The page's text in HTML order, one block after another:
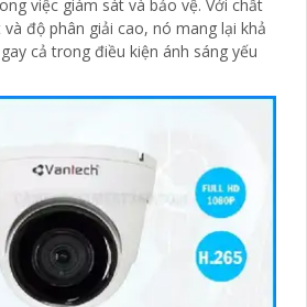
giám sát và bảo vệ. Với chất
độ phân giải cao, nó mang lại khả
cả trong điều kiện ánh sáng yếu